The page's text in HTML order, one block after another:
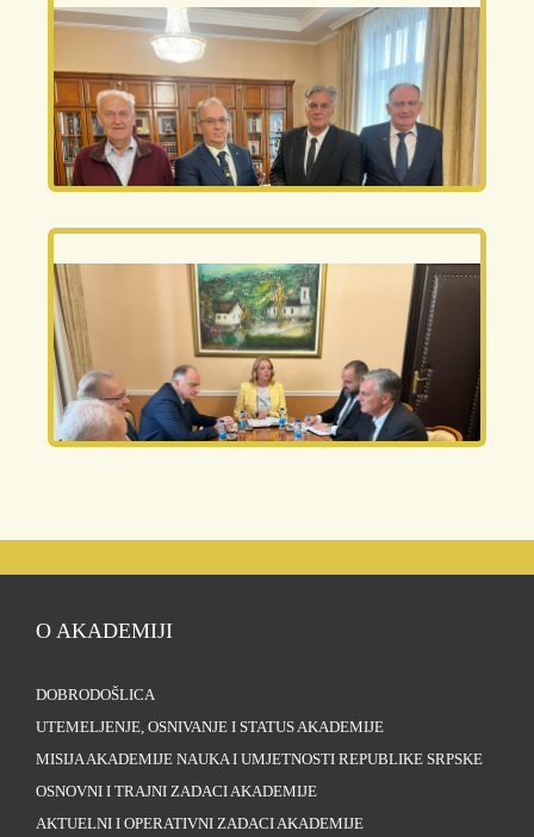
O AKADEMIJI
DOBRODOŠLICA
UTEMELJENJE, OSNIVANJE I STATUS AKADEMIJE
MISIJA AKADEMIJE NAUKA I UMJETNOSTI REPUBLIKE SRPSKE
OSNOVNI I TRAJNI ZADACI AKADEMIJE
AKTUELNI I OPERATIVNI ZADACI AKADEMIJE